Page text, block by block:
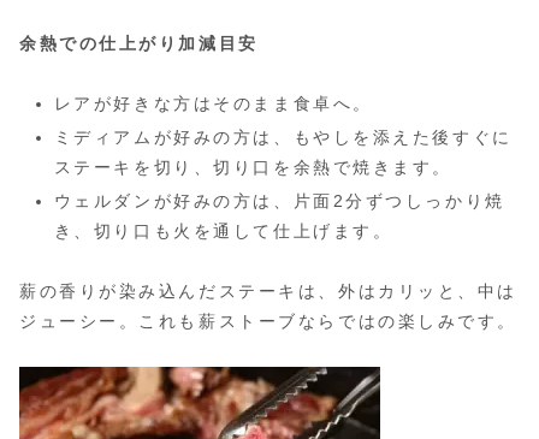
余熱での仕上がり加減目安
レアが好きな方はそのまま食卓へ。
ミディアムが好みの方は、もやしを添えた後すぐに
ステーキを切り、切り口を余熱で焼きます。
ウェルダンが好みの方は、片面2分ずつしっかり焼
き、切り口も火を通して仕上げます。
薪の香りが染み込んだステーキは、外はカリッと、中は
ジューシー。これも薪ストーブならではの楽しみです。